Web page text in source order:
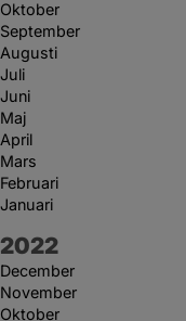
Oktober
September
Augusti
Juli
Juni
Maj
April
Mars
Februari
Januari
År:
2022
December
November
Oktober